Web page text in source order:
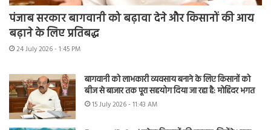
पंजाब सरकार बागवानी को बढ़ावा देने और किसानों की आय
बढ़ाने के लिए प्रतिबद्ध
24 July 2026 - 1:45 PM
बागवानी को लाभकारी व्यवसाय बनाने के लिए किसानों को
बीज से बाजार तक पूरा सहयोग दिया जा रहा है: मोहिंदर भगत
15 July 2026 - 11:43 AM